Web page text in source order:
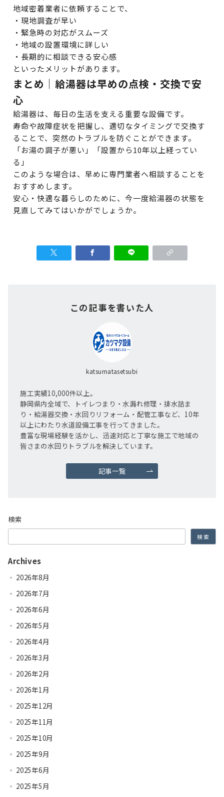
地域密着業者に依頼することで、
・現地調査が早い
・緊急時の対応がスムーズ
・地域の設置環境に詳しい
・長期的に相談できる安心感
といったメリットがあります。
まとめ｜給湯器は早めの点検・交換で安
心
給湯器は、毎日の生活を支える重要な設備です。
寿命や故障症状を把握し、適切なタイミングで交換す
ることで、突然のトラブルを防ぐことができます。
「お湯の調子が悪い」「設置から10年以上経ってい
る」
このような場合は、早めに専門業者へ相談することを
おすすめします。
安心・快適な暮らしのために、今一度給湯器の状態を
見直してみてはいかがでしょうか。
この記事を書いた人
katsumatasetsubi
施工実績10,000件以上。
静岡県内全域で、トイレつまり・水漏れ修理・排水詰ま
り・給湯器交換・水回りリフォーム・配管工事など、10年
以上にわたり水道設備工事を行ってきました。
豊富な現場経験を活かし、迅速対応と丁寧な施工で地域の
皆さまの水回りトラブルを解決しています。
記事一覧
検索
検索
Archives
2026年8月
2026年7月
2026年6月
2026年5月
2026年4月
2026年3月
2026年2月
2026年1月
2025年12月
2025年11月
2025年10月
2025年9月
2025年6月
2025年5月